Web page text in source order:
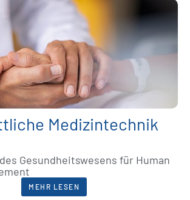
Medizintechnik
Gesundheitswesens für Human
MEHR LESEN